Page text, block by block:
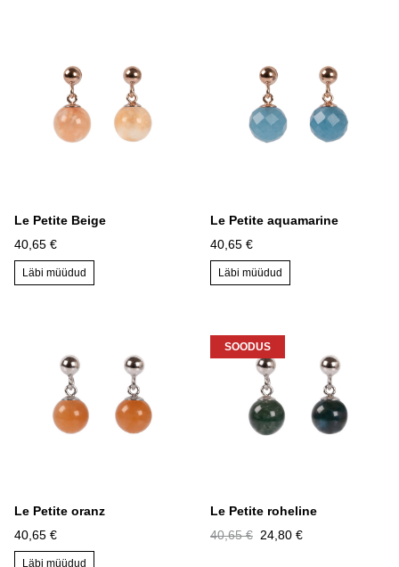
Le Petite Beige
40,65 €
Läbi müüdud
Le Petite aquamarine
40,65 €
Läbi müüdud
Le Petite oranz
40,65 €
Läbi müüdud
SOODUS
Le Petite roheline
40,65 € 24,80 €